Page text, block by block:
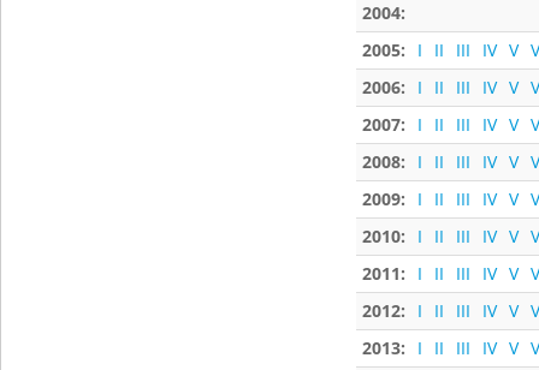
2004:
2005:
I II III IV V
2006:
I II III IV V
2007:
I II III IV V
2008:
I II III IV V
2009:
I II III IV V
2010:
I II III IV V
2011:
I II III IV V
2012:
I II III IV V
2013:
I II III IV V